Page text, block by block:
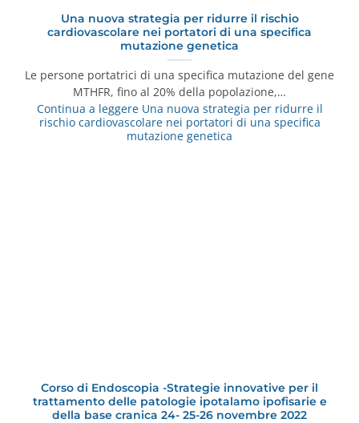
Una nuova strategia per ridurre il rischio
cardiovascolare nei portatori di una specifica
mutazione genetica
Le persone portatrici di una specifica mutazione del gene
MTHFR, fino al 20% della popolazione,…
Continua a leggereUna nuova strategia per ridurre il
rischio cardiovascolare nei portatori di una specifica
mutazione genetica
Corso di Endoscopia -Strategie innovative per il
trattamento delle patologie ipotalamo ipofisarie e
della base cranica 24- 25-26 novembre 2022